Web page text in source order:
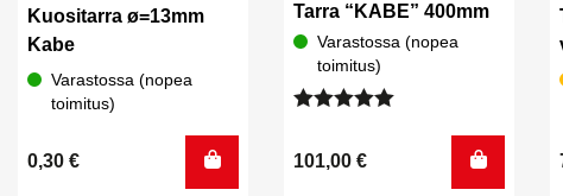
Kuositarra ø=13mm
Kabe
Varastossa (nopea
toimitus)
0,30 €
Tarra “KABE” 400mm
Varastossa (nopea
toimitus)
5.00/ 5
101,00 €